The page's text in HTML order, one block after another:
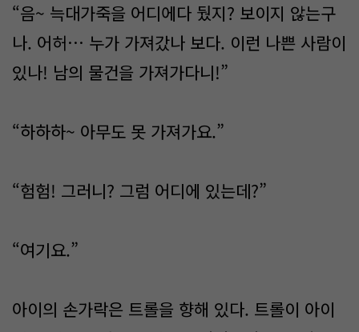
“음~ 늑대가죽을 어디에다 뒀지? 보이지 않는구
나. 어허… 누가 가져갔나 보다. 이런 나쁜 사람이
있나! 남의 물건을 가져가다니!”
“하하하~ 아무도 못 가져가요.”
“험험! 그러니? 그럼 어디에 있는데?”
“여기요.”
아이의 손가락은 트롤을 향해 있다. 트롤이 아이